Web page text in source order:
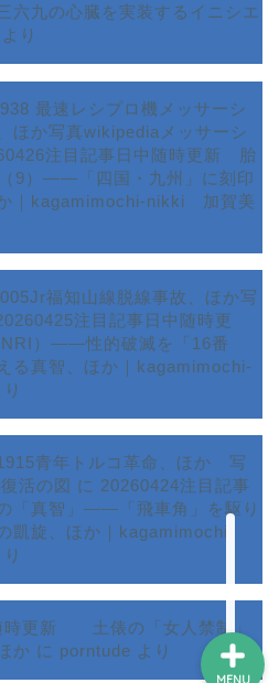
六九の心臓を実装するイニシエ
より
最速レシプロ機メッサーシ
ほか写真wikipediaメッサーシ
注目記事日中随時更新 胎
9）――「四国・九州」に刻印
｜kagamimochi-nikki 加賀美
福知山線脱線事故、ほか写
注目記事日中随時更
）――性的破滅を「16番
る真智、ほか｜kagamimochi-
青年トルコ革命、ほか 写
活の図 に 20260424注目記事
「真智」――「飛車角」を駆り
凱旋、ほか｜kagamimochi-
時更新 土俵の「女人禁制」
か に porntude より
ホーム
サービス
ランキング